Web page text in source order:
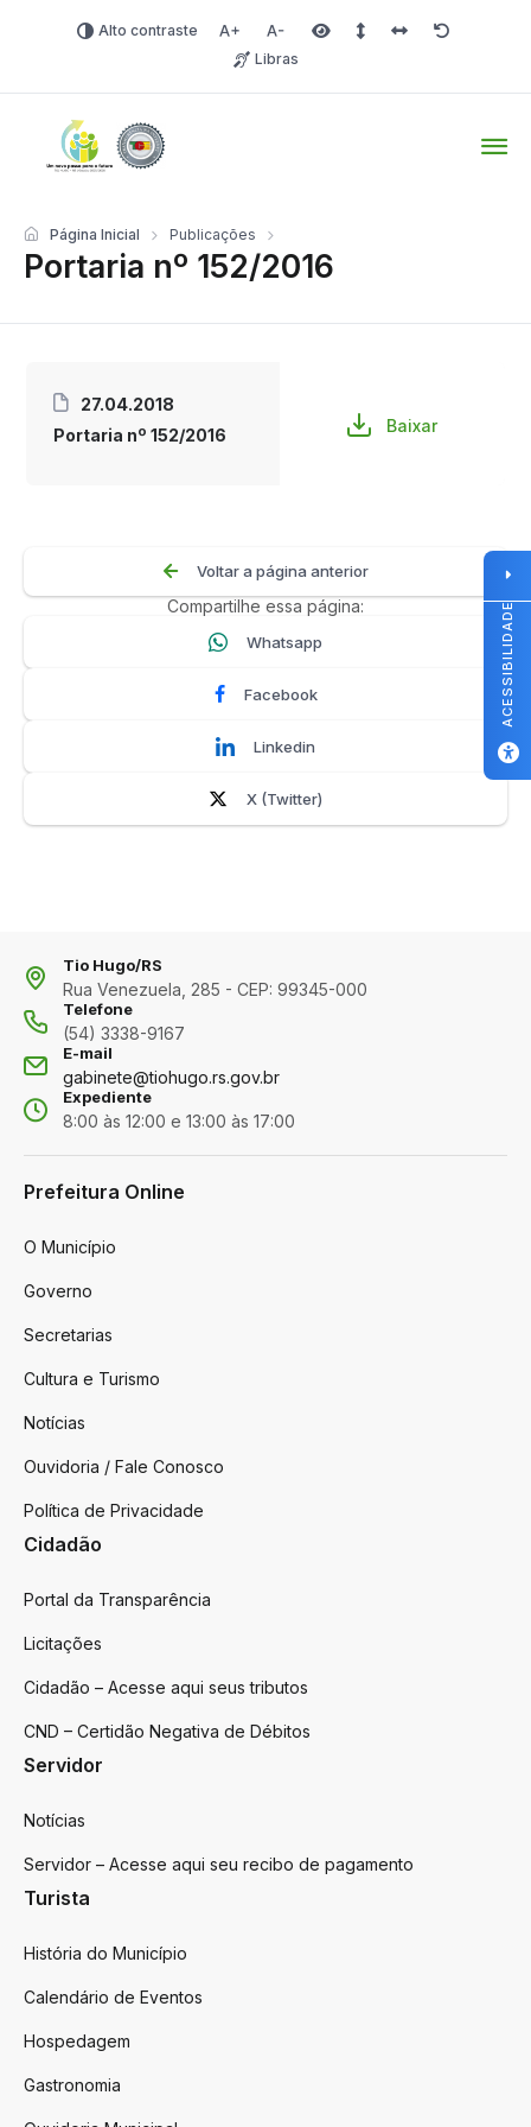
Alto contraste Aumentar fonte
Diminuir fonteÁrea selecionada
Espaçamento de linha
Espaço dos
Redefinir
Libras
Portaria nº 152/2016
Página Inicial Publicações
27.04.2018
Portaria nº 152/2016
Baixar
Voltar a página anterior
Compartilhe essa página:
Whatsapp
Facebook
Linkedin
X (Twitter)
Tio Hugo/RS
Rua Venezuela, 285 - CEP: 99345-000
Telefone
(54) 3338-9167
E-mail
gabinete@tiohugo.rs.gov.br
Expediente
8:00 às 12:00 e 13:00 às 17:00
Prefeitura Online
O Município
Governo
Secretarias
Cultura e Turismo
Notícias
Ouvidoria / Fale Conosco
Política de Privacidade
Cidadão
Portal da Transparência
Licitações
Cidadão – Acesse aqui seus tributos
CND – Certidão Negativa de Débitos
Servidor
Notícias
Servidor – Acesse aqui seu recibo de pagamento
Turista
História do Município
Calendário de Eventos
Hospedagem
Gastronomia
ACESSIBILIDADE